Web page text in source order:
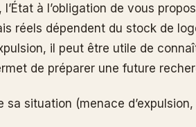
à l’obligation de vous
réels dépendent du stock de
il peut être utile de
de préparer une future
situation (menace